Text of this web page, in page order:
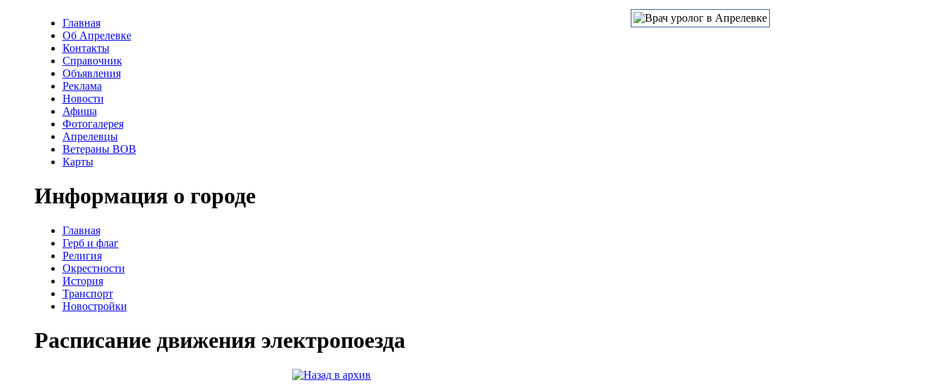
Главная
Об Апрелевке
Контакты
Справочник
Объявления
Реклама
Новости
Афиша
Фотогалерея
Апрелевцы
Ветераны ВОВ
Карты
Информация о городе
Главная
Герб и флаг
Религия
Окрестности
История
Транспорт
Новостройки
Расписание движения электропоезда